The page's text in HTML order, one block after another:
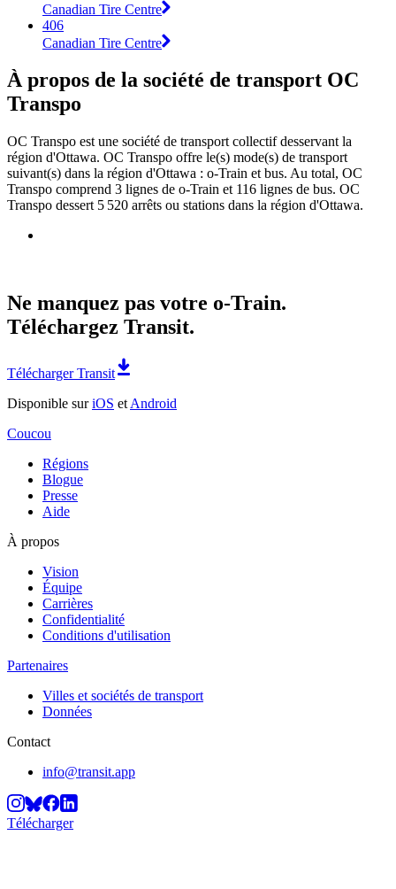
Canadian Tire Centre
406
Canadian Tire Centre
À propos de la société de transport OC
Transpo
OC Transpo est une société de transport collectif desservant la
région d'Ottawa. OC Transpo offre le(s) mode(s) de transport
suivant(s) dans la région d'Ottawa : o-Train et bus. Au total, OC
Transpo comprend 3 lignes de o-Train et 116 lignes de bus. OC
Transpo dessert 5 520 arrêts ou stations dans la région d'Ottawa.
Ne manquez pas votre o-Train.
Téléchargez Transit.
Télécharger Transit
Disponible suriOS et Android
Coucou
Régions
Blogue
Presse
Aide
À propos
Vision
Équipe
Carrières
Confidentialité
Conditions d'utilisation
Partenaires
Villes et sociétés de transport
Données
Contact
info@transit.app
Télécharger